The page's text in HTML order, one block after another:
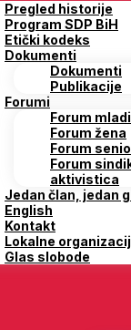
Pregled historije
Program SDP BiH
Etički kodeks
Dokumenti
Dokumenti
Publikacije
Forumi
Forum
Forum žena
Forum
Forum
aktivistica
Jedan član, jedan
English
Kontakt
Lokalne
Glas slobode